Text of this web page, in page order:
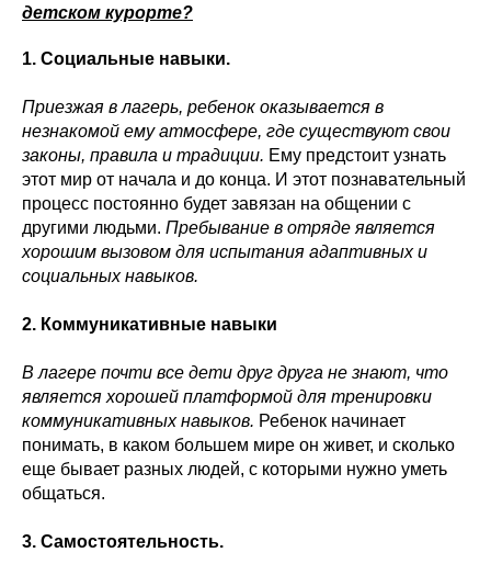
детском курорте?
1. Социальные навыки.
Приезжая в лагерь, ребенок оказывается в
незнакомой ему атмосфере, где существуют свои
законы, правила и традиции. Ему предстоит узнать
этот мир от начала и до конца. И этот познавательный
процесс постоянно будет завязан на общении с
другими людьми. Пребывание в отряде является
хорошим вызовом для испытания адаптивных и
социальных навыков.
2. Коммуникативные навыки
В лагере почти все дети друг друга не знают, что
является хорошей платформой для тренировки
коммуникативных навыков. Ребенок начинает
понимать, в каком большем мире он живет, и сколько
еще бывает разных людей, с которыми нужно уметь
общаться.
3. Самостоятельность.